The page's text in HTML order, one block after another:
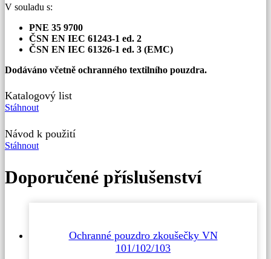
V souladu s:
PNE 35 9700
ČSN EN IEC 61243-1 ed. 2
ČSN EN IEC 61326-1 ed. 3 (EMC)
Dodáváno včetně ochranného textilního pouzdra.
Katalogový list
Stáhnout
Návod k použití
Stáhnout
Doporučené příslušenství
Ochranné pouzdro zkoušečky VN
101/102/103